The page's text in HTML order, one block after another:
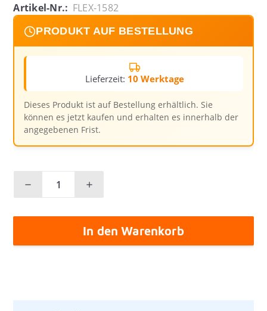
Artikel-Nr.: FLEX-1582
PRODUKT AUF BESTELLUNG
Lieferzeit: 10 Werktage
Dieses Produkt ist auf Bestellung erhältlich. Sie
können es jetzt kaufen und erhalten es innerhalb der
angegebenen Frist.
In den Warenkorb